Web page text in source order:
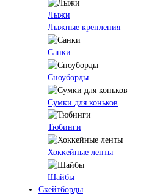
Лыжи
Лыжные крепления
Санки
Сноуборды
Сумки для коньков
Тюбинги
Хоккейные ленты
Шайбы
Скейтборды